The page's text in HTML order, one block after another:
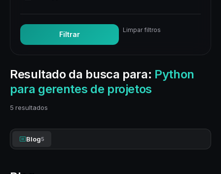
Resultado da busca para: Python
para gerentes de projetos
5 resultados
Blog5
Filtrar
Limpar filtros